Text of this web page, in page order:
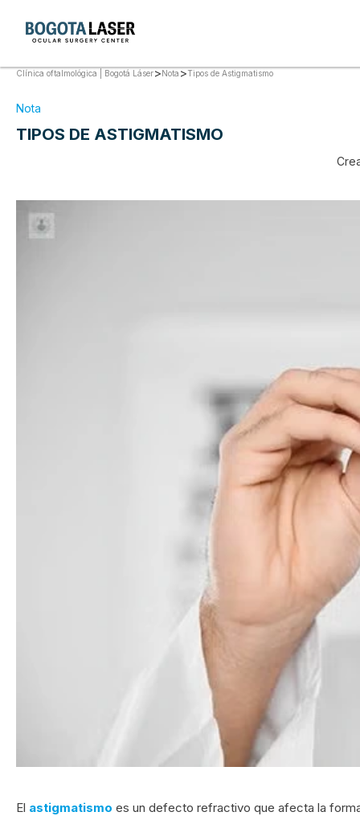
Clínica oftalmológica | Bogotá Láser>Nota>Tipos de Astigmatismo
Nota
TIPOS DE ASTIGMATISMO
El astigmatismo es un defecto refractivo que afecta la